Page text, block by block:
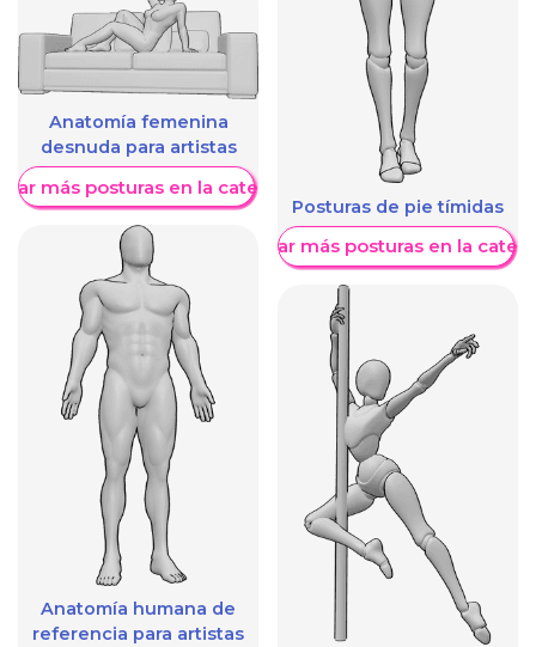
Anatomía femenina
desnuda para artistas
más posturas en la categoría
Anatomía humana de
referencia para artistas
Posturas de pie tímidas
Mostrar más posturas en la